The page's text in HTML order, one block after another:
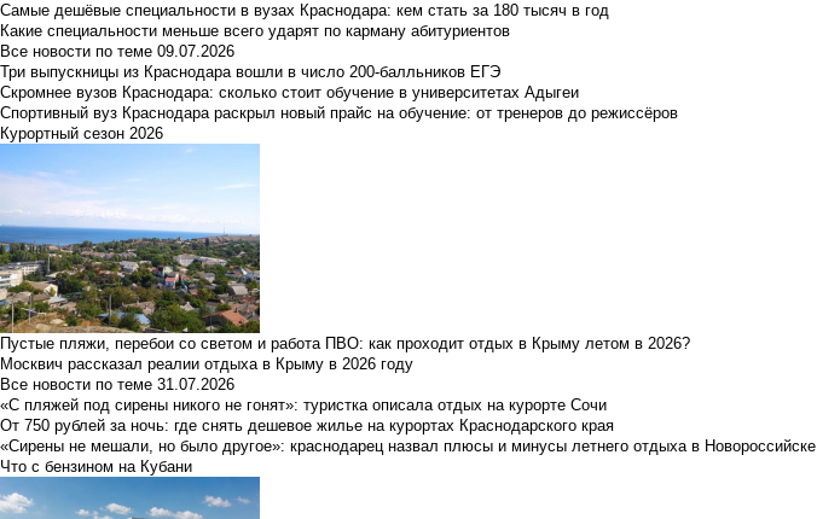
Самые дешёвые специальности в вузах Краснодара: кем стать за 180 тысяч в год
Какие специальности меньше всего ударят по карману абитуриентов
Все новости по теме 09.07.2026
Три выпускницы из Краснодара вошли в число 200-балльников ЕГЭ
Скромнее вузов Краснодара: сколько стоит обучение в университетах Адыгеи
Спортивный вуз Краснодара раскрыл новый прайс на обучение: от тренеров до режиссёров
Курортный сезон 2026
Пустые пляжи, перебои со светом и работа ПВО: как проходит отдых в Крыму летом в 2026?
Москвич рассказал реалии отдыха в Крыму в 2026 году
Все новости по теме 31.07.2026
«С пляжей под сирены никого не гонят»: туристка описала отдых на курорте Сочи
От 750 рублей за ночь: где снять дешевое жилье на курортах Краснодарского края
«Сирены не мешали, но было другое»: краснодарец назвал плюсы и минусы летнего отдыха в Новороссийске
Что с бензином на Кубани